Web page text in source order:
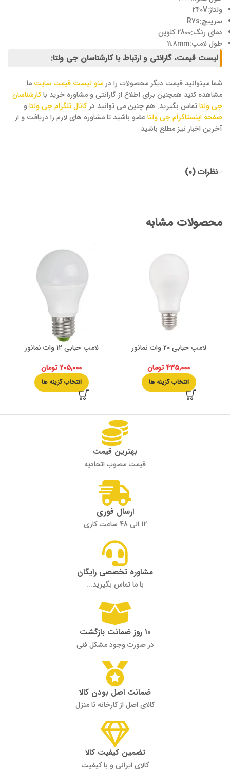
ولتاژ:240V
سرپیچ:R7s
دمای رنگ:2800 کلوین
طول لامپ:11.8mm
لیست قیمت، گارانتی و ارتباط با کارشناسان جی ولتا:
شما میتوانید قیمت دیگر محصولات را در منو لیست قیمت سایت ما
مشاهده کنید همچنین برای اطلاع از گارانتی و مشاوره خرید باکارشناسان
جی ولتاتماس بگیرید. هم چنین می توانید درکانال تلگرام جی ولتاو
صفحه اینستاگرام جی ولتاعضو باشید تا مشاوره های لازم را دریافت و از
آخرین اخبار نیز مطلع باشید
نظرات (0)
محصولات مشابه
لامپ حبابی ۲۰ وات نمانور
435,000تومان
انتخاب گزینه ها
لامپ حبابی ۱۲ وات نمانور
205,000تومان
انتخاب گزینه ها
بهترین قیمت
قیمت مصوب اتحادیه
ارسال فوری
12 الی 48 ساعت کاری
مشاوره تخصصی رایگان
با ما تماس بگیرید...
۱۰ روز ضمانت بازگشت
در صورت وجود مشکل فنی
ضمانت اصل بودن کالا
کالای اصل از کارخانه تا منزل
تضمین کیفیت کالا
کالای ایرانی و با کیفیت